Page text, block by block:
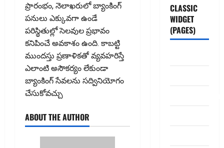
ప్రారంభం, నెలాఖరులో బ్యాంకింగ్‌
పనులు ఎక్కువగా ఉండే
పరిస్థితుల్లో సెలవుల ప్రభావం
కనిపించే అవకాశం ఉంది. కాబట్టి
ముందస్తు ప్రణాళికతో వ్యవహరిస్తే
ఎలాంటి అసౌకర్యం లేకుండా
బ్యాంకింగ్‌ సేవలను సద్వినియోగం
చేసుకోవచ్చు
ABOUT THE AUTHOR
CLASSIC
WIDGET
(PAGES)